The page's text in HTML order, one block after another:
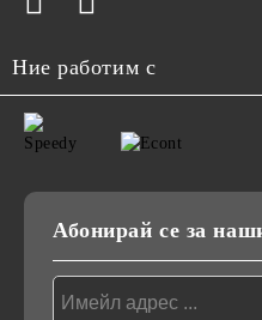
Ние работим с
Абонирай се за